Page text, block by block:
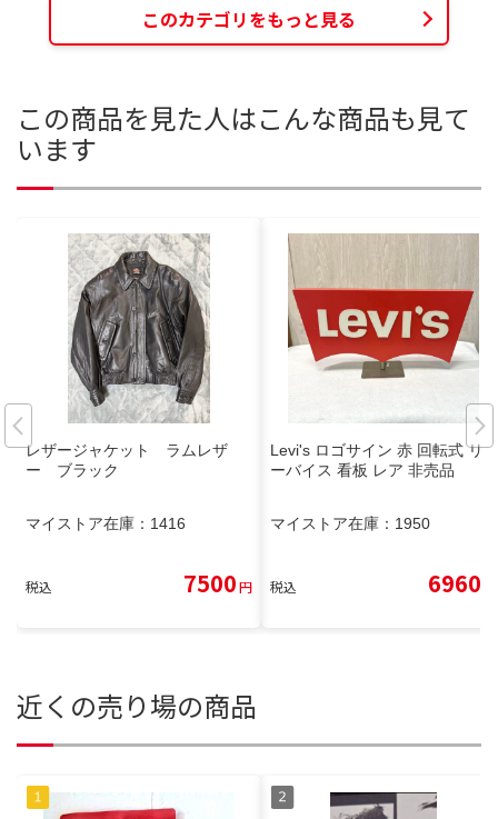
このカテゴリをもっと見る
この商品を見た人はこんな商品も見て
います
レザージャケット ラムレザ
ー ブラック
マイストア在庫： 1416
税込 7500円
Levi's ロゴサイン 赤 回転式 リ
ーバイス 看板 レア 非売品
マイストア在庫： 1950
税込 6960
近くの売り場の商品